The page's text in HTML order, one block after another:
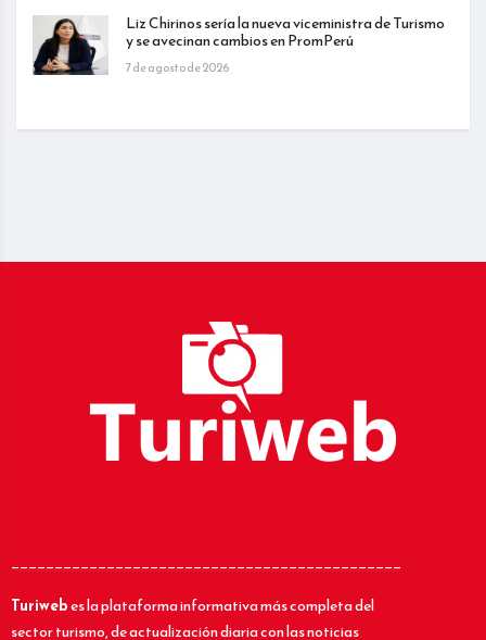
Liz Chirinos sería la nueva viceministra de Turismo
y se avecinan cambios en PromPerú
7 de agosto de 2026
_____________________________________________
Turiwebes la plataforma informativa más completa del
sector turismo, de actualización diaria con las noticias